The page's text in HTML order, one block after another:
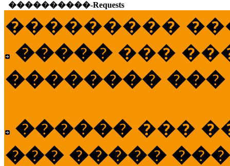
����������-Requests
���������
����� ���
�������� ���
������ ���
��� �����